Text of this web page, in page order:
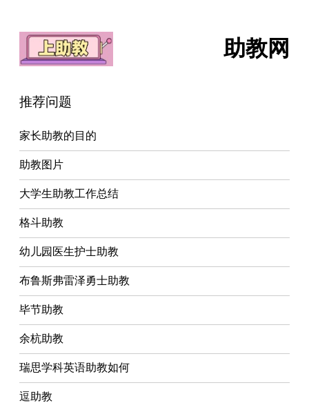
助教网
推荐问题
家长助教的目的
助教图片
大学生助教工作总结
格斗助教
幼儿园医生护士助教
布鲁斯弗雷泽勇士助教
毕节助教
余杭助教
瑞思学科英语助教如何
逗助教